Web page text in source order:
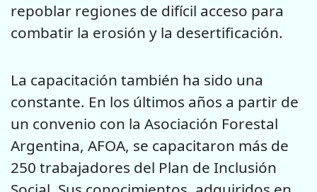
repoblar regiones de difícil acceso para
combatir la erosión y la desertificación.
La capacitación también ha sido una
constante. En los últimos años a partir de
un convenio con la Asociación Forestal
Argentina, AFOA, se capacitaron más de
250 trabajadores del Plan de Inclusión